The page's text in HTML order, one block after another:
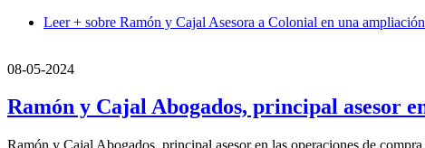
Leer + sobre Ramón y Cajal Asesora a Colonial en una
08-05-2024
Ramón y Cajal Abogados, principal asesor